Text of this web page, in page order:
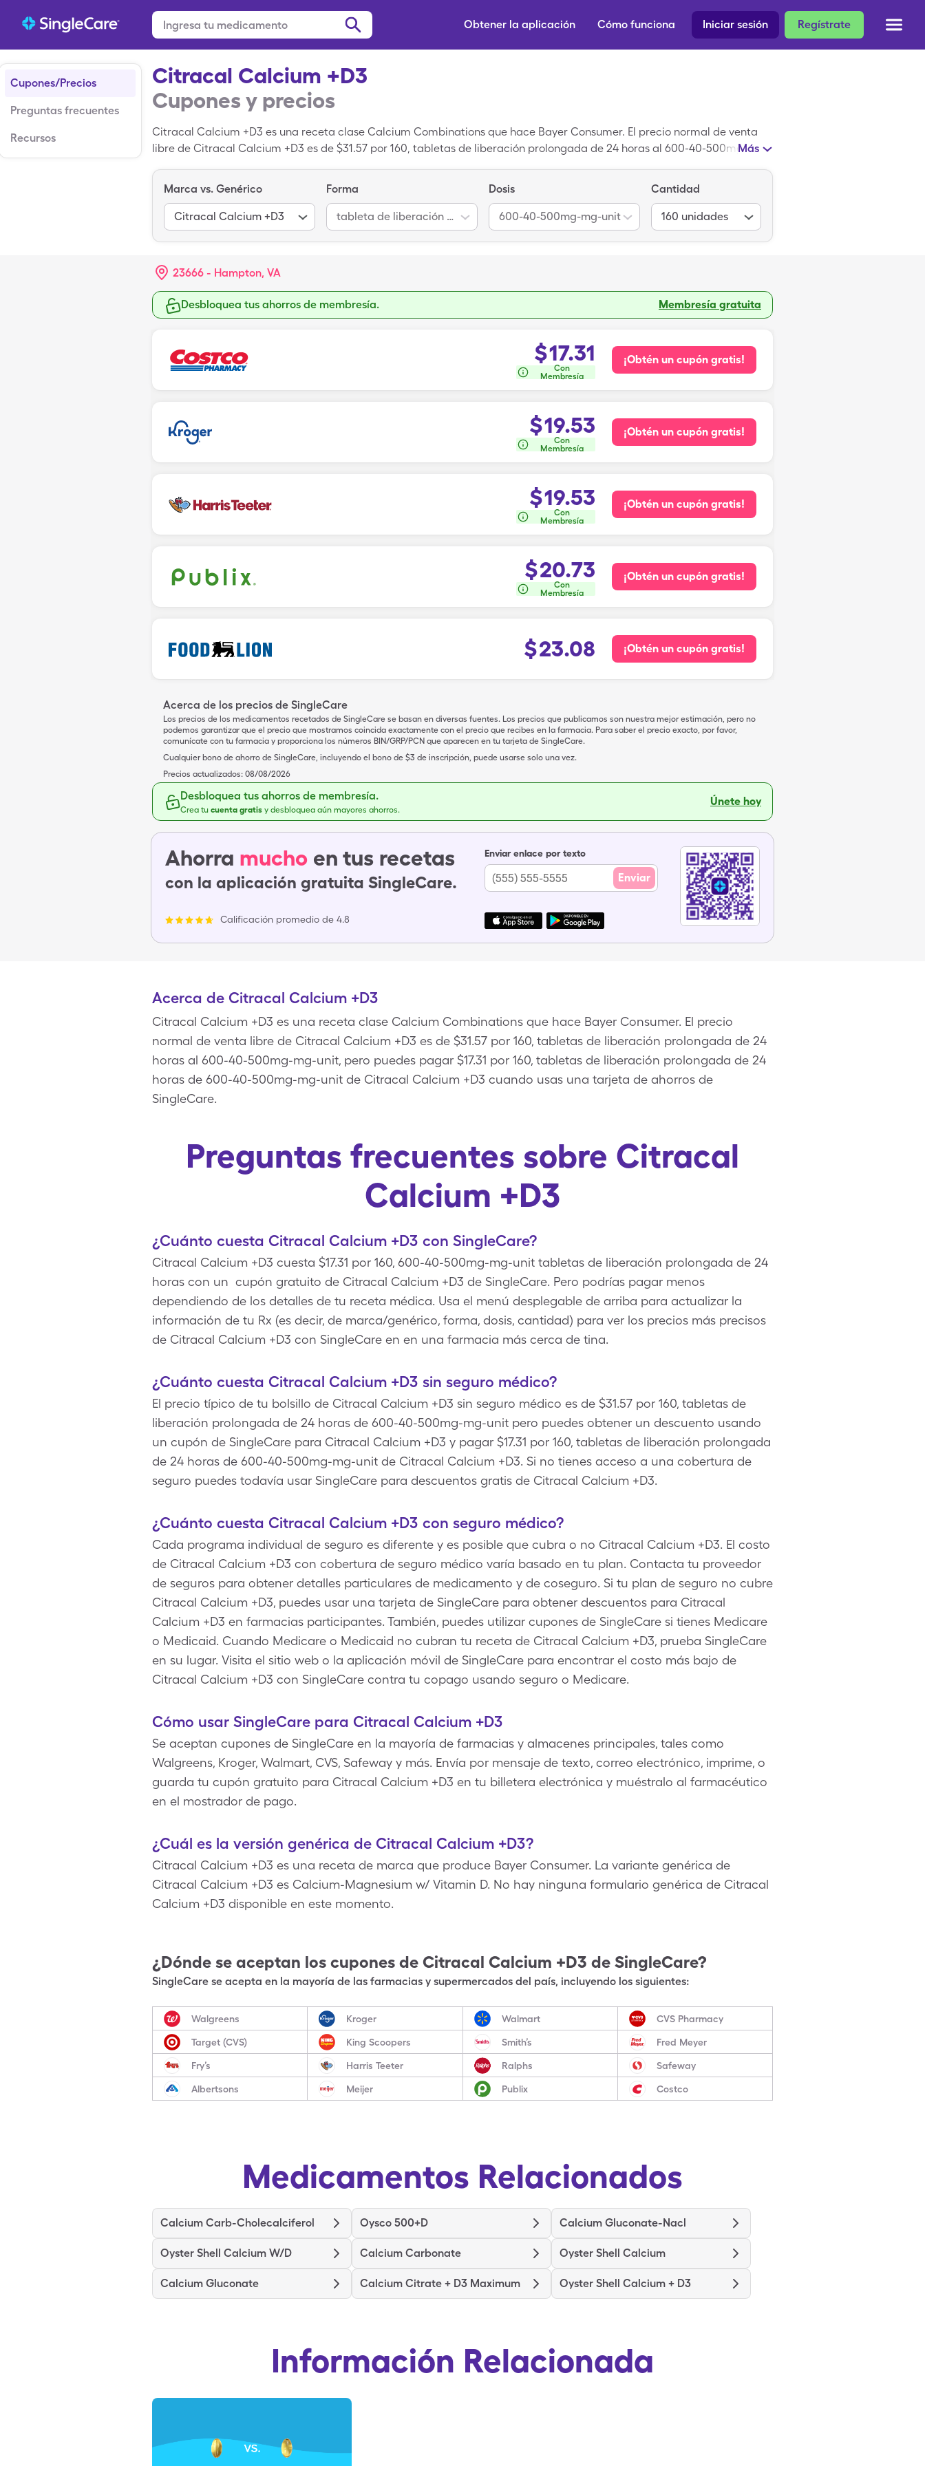
Regístrate
Iniciar sesión
Cómo funciona
Obtener la aplicación
Cupones/Precios
Preguntas frecuentes
Recursos
Citracal Calcium +D3
Cupones y precios
Citracal Calcium +D3 es una receta clase Calcium Combinations que hace Bayer Consumer. El precio normal de venta
libre de Citracal Calcium +D3 es de $31.57 por 160, tabletas de liberación prolongada de 24 horas al 600-40-500mg-mg-
Citracal Calcium +D3 cuando usas una tarjeta de ahorros de SingleCare.
Más
Marca vs. Genérico
Citracal Calcium +D3
Forma
tableta de liberación prolongada de 24 horas
Dosis
600-40-500mg-mg-unit
Cantidad
160 unidades
23666 - Hampton, VA
Desbloquea tus ahorros de membresía. Membresía gratuita
$17.31
Con
Membresía
¡Obtén un cupón gratis!
$19.53
Con
Membresía
¡Obtén un cupón gratis!
$19.53
Con
Membresía
¡Obtén un cupón gratis!
$20.73
Con
Membresía
¡Obtén un cupón gratis!
$23.08 ¡Obtén un cupón gratis!
Acerca de los precios de SingleCare
Los precios de los medicamentos recetados de SingleCare se basan en diversas fuentes. Los precios que publicamos son nuestra mejor estimación, pero no
podemos garantizar que el precio que mostramos coincida exactamente con el precio que recibes en la farmacia. Para saber el precio exacto, por favor,
comunícate con tu farmacia y proporciona los números BIN/GRP/PCN que aparecen en tu tarjeta de SingleCare.
Cualquier bono de ahorro de SingleCare, incluyendo el bono de $3 de inscripción, puede usarse solo una vez.
Precios actualizados: 08/08/2026
Desbloquea tus ahorros de membresía.
Crea tu cuenta gratis y desbloquea aún mayores ahorros.
Únete hoy
Ahorra mucho en tus recetas
con la aplicación gratuita SingleCare.
Calificación promedio de 4.8
Enviar enlace por texto
Enviar
Acerca de Citracal Calcium +D3
Citracal Calcium +D3 es una receta clase Calcium Combinations que hace Bayer Consumer. El precio
normal de venta libre de Citracal Calcium +D3 es de $31.57 por 160, tabletas de liberación prolongada de 24
horas al 600-40-500mg-mg-unit, pero puedes pagar $17.31 por 160, tabletas de liberación prolongada de 24
horas de 600-40-500mg-mg-unit de Citracal Calcium +D3 cuando usas una tarjeta de ahorros de
SingleCare.
Preguntas frecuentes sobre Citracal
Calcium +D3
¿Cuánto cuesta Citracal Calcium +D3 con SingleCare?
Citracal Calcium +D3 cuesta $17.31 por 160, 600-40-500mg-mg-unit tabletas de liberación prolongada de 24
horas con un cupón gratuito de Citracal Calcium +D3 de SingleCare. Pero podrías pagar menos
dependiendo de los detalles de tu receta médica. Usa el menú desplegable de arriba para actualizar la
información de tu Rx (es decir, de marca/genérico, forma, dosis, cantidad) para ver los precios más precisos
de Citracal Calcium +D3 con SingleCare en en una farmacia más cerca de tina.
¿Cuánto cuesta Citracal Calcium +D3 sin seguro médico?
El precio típico de tu bolsillo de Citracal Calcium +D3 sin seguro médico es de $31.57 por 160, tabletas de
liberación prolongada de 24 horas de 600-40-500mg-mg-unit pero puedes obtener un descuento usando
un cupón de SingleCare para Citracal Calcium +D3 y pagar $17.31 por 160, tabletas de liberación prolongada
de 24 horas de 600-40-500mg-mg-unit de Citracal Calcium +D3. Si no tienes acceso a una cobertura de
seguro puedes todavía usar SingleCare para descuentos gratis de Citracal Calcium +D3.
¿Cuánto cuesta Citracal Calcium +D3 con seguro médico?
Cada programa individual de seguro es diferente y es posible que cubra o no Citracal Calcium +D3. El costo
de Citracal Calcium +D3 con cobertura de seguro médico varía basado en tu plan. Contacta tu proveedor
de seguros para obtener detalles particulares de medicamento y de coseguro. Si tu plan de seguro no cubre
Citracal Calcium +D3, puedes usar una tarjeta de SingleCare para obtener descuentos para Citracal
Calcium +D3 en farmacias participantes. También, puedes utilizar cupones de SingleCare si tienes Medicare
o Medicaid. Cuando Medicare o Medicaid no cubran tu receta de Citracal Calcium +D3, prueba SingleCare
en su lugar. Visita el sitio web o la aplicación móvil de SingleCare para encontrar el costo más bajo de
Citracal Calcium +D3 con SingleCare contra tu copago usando seguro o Medicare.
Cómo usar SingleCare para Citracal Calcium +D3
Se aceptan cupones de SingleCare en la mayoría de farmacias y almacenes principales, tales como
Walgreens, Kroger, Walmart, CVS, Safeway y más. Envía por mensaje de texto, correo electrónico, imprime, o
guarda tu cupón gratuito para Citracal Calcium +D3 en tu billetera electrónica y muéstralo al farmacéutico
en el mostrador de pago.
¿Cuál es la versión genérica de Citracal Calcium +D3?
Citracal Calcium +D3 es una receta de marca que produce Bayer Consumer. La variante genérica de
Citracal Calcium +D3 es Calcium-Magnesium w/ Vitamin D. No hay ninguna formulario genérica de Citracal
Calcium +D3 disponible en este momento.
¿Dónde se aceptan los cupones de Citracal Calcium +D3 de SingleCare?
SingleCare se acepta en la mayoría de las farmacias y supermercados del país, incluyendo los siguientes:
Walgreens Kroger Walmart CVS Pharmacy
Target (CVS) King Scoopers Smith’s Fred Meyer
Fry’s Harris Teeter Ralphs Safeway
Albertsons Meijer Publix Costco
Medicamentos Relacionados
Calcium Carb-Cholecalciferol Oysco 500+D Calcium Gluconate-Nacl
Oyster Shell Calcium W/D Calcium Carbonate Oyster Shell Calcium
Calcium Gluconate Calcium Citrate + D3 Maximum Oyster Shell Calcium + D3
Información Relacionada